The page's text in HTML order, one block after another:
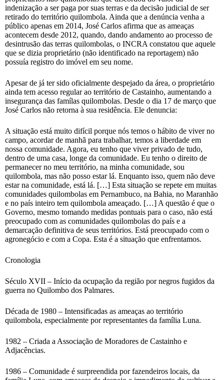
indenização a ser paga por suas terras e da decisão judicial de ser
retirado do território quilombola. Ainda que a denúncia venha a
público apenas em 2014, José Carlos afirma que as ameaças
acontecem desde 2012, quando, dando andamento ao processo de
desintrusão das terras quilombolas, o INCRA constatou que aquele
que se dizia proprietário (não identificado na reportagem) não
possuía registro do imóvel em seu nome.
Apesar de já ter sido oficialmente despejado da área, o proprietário
ainda tem acesso regular ao território de Castainho, aumentando a
insegurança das famílas quilombolas. Desde o dia 17 de março que
José Carlos não retorna à sua residência. Ele denuncia:
A situação está muito difícil porque nós temos o hábito de viver no
campo, acordar de manhã para trabalhar, temos a liberdade em
nossa comunidade. Agora, eu tenho que viver privado de tudo,
dentro de uma casa, longe da comunidade. Eu tenho o direito de
permanecer no meu território, na minha comunidade, sou
quilombola, mas não posso estar lá. Enquanto isso, quem não deve
estar na comunidade, está lá. […] Esta situação se repete em muitas
comunidades quilombolas em Pernambuco, na Bahia, no Maranhão
e no país inteiro tem quilombola ameaçado. […] A questão é que o
Governo, mesmo tomando medidas pontuais para o caso, não está
preocupado com as comunidades quilombolas do país e a
demarcação definitiva de seus territórios. Está preocupado com o
agronegócio e com a Copa. Esta é a situação que enfrentamos.
Cronologia
Século XVII – Início da ocupação da região por negros fugidos da
guerra no Quilombo dos Palmares.
Década de 1980 – Intensificadas as ameaças ao território
quilombola, especialmente por representantes da família Luna.
1982 – Criada a Associação de Moradores de Castainho e
Adjacências.
1986 – Comunidade é surpreendida por fazendeiros locais, da